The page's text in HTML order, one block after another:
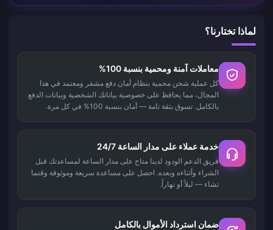
لماذا تختارنا؟
معاملات آمنة ومحمية بنسبة 100%
كل عملية شحن محمية بنظام أمان دفع مشفر ومعتمد في هذا
المجال، مما يحافظ على خصوصية بياناتك الشخصية وبيانات الدفع
بالكامل. تسوق بثقة تامة — أمان بنسبة 100% في كل مرة.
خدمة عملاء على مدار الساعة 24/7
فريق الدعم الودود لدينا متاح على مدار الساعة لمساعدتك قبل
الشراء وأثناءه وبعده. احصل على مساعدة سريعة وموثوقة وقتما
تشاء — ليلاً أو نهاراً.
ضمان استرداد الأموال بالكامل